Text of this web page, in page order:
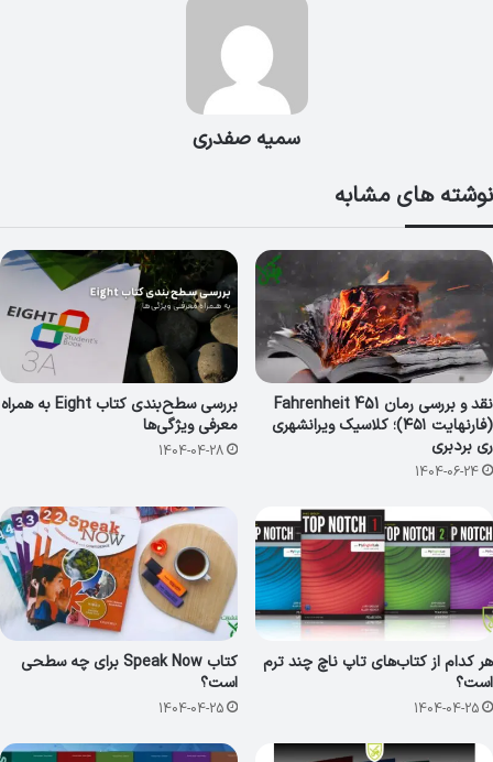
سمیه صفدری
نوشته های مشابه
نقد و بررسی رمان Fahrenheit 451
(فارنهایت ۴۵۱)؛ کلاسیک ویرانشهری
ری بردبری
1404-06-24
بررسی سطح‌بندی کتاب Eight به همراه
معرفی ویژگی‌ها
1404-04-28
هر کدام از کتاب‌های تاپ ناچ چند ترم
است؟
1404-04-25
کتاب Speak Now برای چه سطحی
است؟
1404-04-25